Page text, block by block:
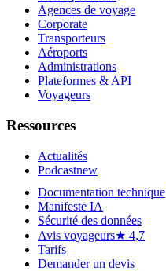
Agences de voyage
Corporate
Transporteurs
Aéroports
Administrations
Plateformes & API
Voyageurs
Ressources
Actualités
Podcastnew
Documentation technique
Manifeste IA
Sécurité des données
Avis voyageurs★ 4,7
Tarifs
Demander un devis